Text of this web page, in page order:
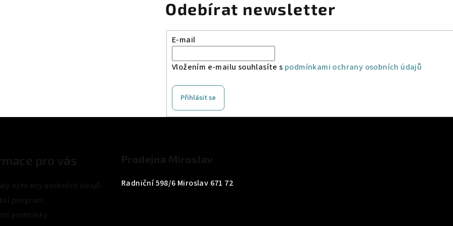
Odebírat newsletter
E-mail
Vložením e-mailu souhlasíte s podmínkami ochrany osobních údajů
Přihlásit se
Radniční 598/6 Miroslav 671 72